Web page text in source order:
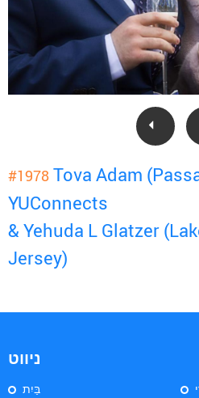
#1978 Tova Adam
YUConnects
& Yehuda L Glatzer
Jersey)
ניווט
בַּיִת